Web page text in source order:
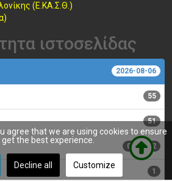
(Ε.ΚΑ.Σ.Θ.)
ιστοσελίδας
2026-08-06
55
51
00:00:02
1
agree that we are using cookies to ensure
the best experience.
Decline all Customize